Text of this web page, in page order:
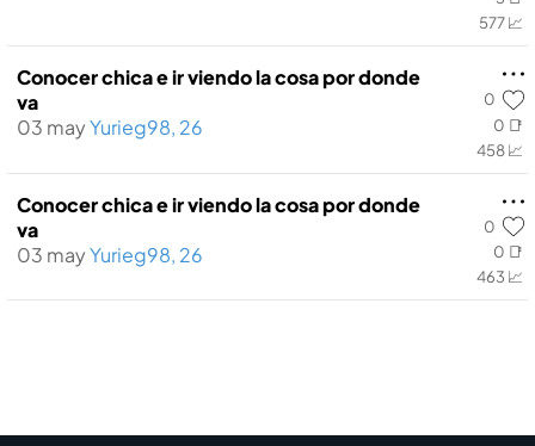
577 📈
0
0 📑
458 📈
Conocer chica e ir viendo la cosa por donde
va
03 mayYurieg98, 26
0
0 📑
463 📈
Conocer chica e ir viendo la cosa por donde
va
03 mayYurieg98, 26